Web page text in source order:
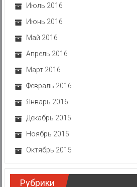
Июль 2016
Июнь 2016
Май 2016
Апрель 2016
Март 2016
Февраль 2016
Январь 2016
Декабрь 2015
Ноябрь 2015
Октябрь 2015
Рубрики